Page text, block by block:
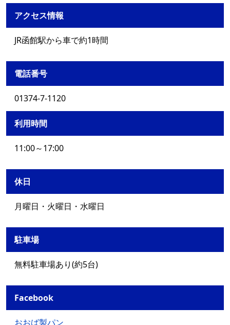
アクセス情報
JR函館駅から車で約1時間
電話番号
01374-7-1120
利用時間
11:00～17:00
休日
月曜日・火曜日・水曜日
駐車場
無料駐車場あり(約5台)
Facebook
おおば製パン